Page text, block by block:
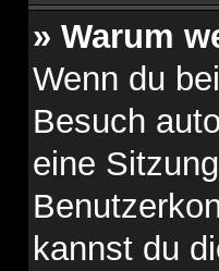
» Warum
Wenn du
Besuch
eine
kannst du